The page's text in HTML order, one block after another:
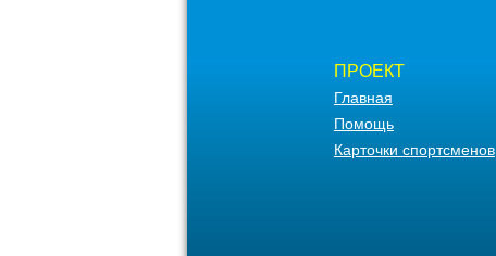
ПРОЕКТ
Главная
Помощь
Карточки спортсменов